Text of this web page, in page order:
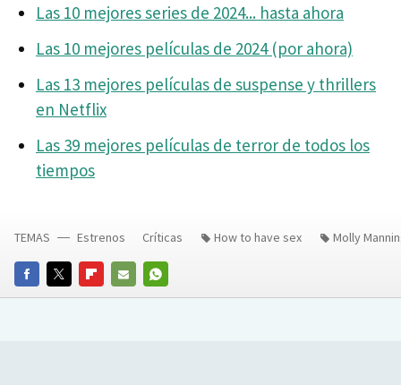
Las 10 mejores series de 2024... hasta ahora
Las 10 mejores películas de 2024 (por ahora)
Las 13 mejores películas de suspense y thrillers
en Netflix
Las 39 mejores películas de terror de todos los
tiempos
FACEBOOKTWITTERFLIPBOARD
E-
WHATSAPP
TEMAS Estrenos Críticas How to have sex Molly